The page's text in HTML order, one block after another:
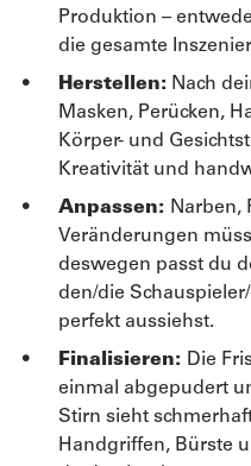
Produktion –
die gesamte
Herstellen: Nach
Masken, Perücken,
Körper- und
Kreativität und
Anpassen: Narben,
Veränderungen
deswegen passt du
den/die
perfekt aussiehst.
Finalisieren: Die
einmal abgepudert
Stirn sieht
Handgriffen, Bürste